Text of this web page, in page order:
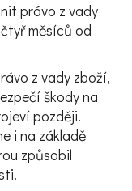
právo z vady
měsíců od
z vady zboží,
škody na
později.
i na základě
způsobil